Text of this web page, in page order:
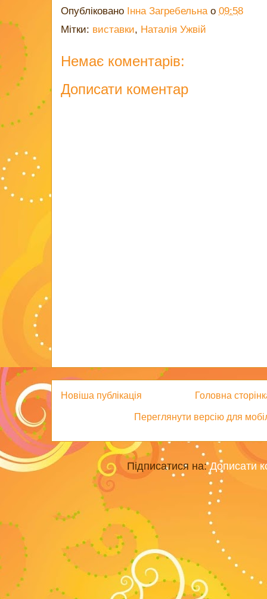
Опубліковано Інна Загребельна о 09:58
Мітки: виставки, Наталія Ужвій
Немає коментарів:
Дописати коментар
Новіша публікація Головна
Переглянути версію для
Підписатися на:Дописати